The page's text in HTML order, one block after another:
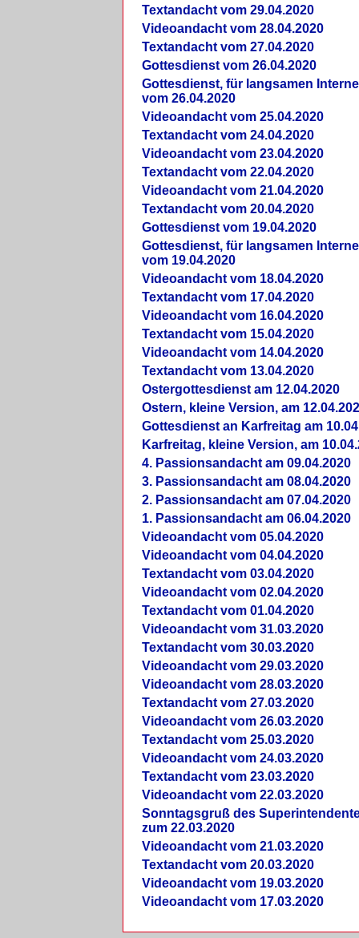
Textandacht vom 29.04.2020
Videoandacht vom 28.04.2020
Textandacht vom 27.04.2020
Gottesdienst vom 26.04.2020
Gottesdienst, für langsamen
vom 26.04.2020
Videoandacht vom 25.04.2020
Textandacht vom 24.04.2020
Videoandacht vom 23.04.2020
Textandacht vom 22.04.2020
Videoandacht vom 21.04.2020
Textandacht vom 20.04.2020
Gottesdienst vom 19.04.2020
Gottesdienst, für langsamen
vom 19.04.2020
Videoandacht vom 18.04.2020
Textandacht vom 17.04.2020
Videoandacht vom 16.04.2020
Textandacht vom 15.04.2020
Videoandacht vom 14.04.2020
Textandacht vom 13.04.2020
Ostergottesdienst am 12.04.2020
Ostern, kleine Version, am
Gottesdienst an Karfreitag am
Karfreitag, kleine Version, am
4. Passionsandacht am 09.04.2020
3. Passionsandacht am 08.04.2020
2. Passionsandacht am 07.04.2020
1. Passionsandacht am 06.04.2020
Videoandacht vom 05.04.2020
Videoandacht vom 04.04.2020
Textandacht vom 03.04.2020
Videoandacht vom 02.04.2020
Textandacht vom 01.04.2020
Videoandacht vom 31.03.2020
Textandacht vom 30.03.2020
Videoandacht vom 29.03.2020
Videoandacht vom 28.03.2020
Textandacht vom 27.03.2020
Videoandacht vom 26.03.2020
Textandacht vom 25.03.2020
Videoandacht vom 24.03.2020
Textandacht vom 23.03.2020
Videoandacht vom 22.03.2020
Sonntagsgruß des
zum 22.03.2020
Videoandacht vom 21.03.2020
Textandacht vom 20.03.2020
Videoandacht vom 19.03.2020
Videoandacht vom 17.03.2020